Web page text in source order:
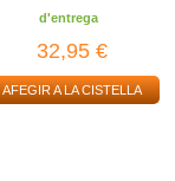
d'entrega
32,95 €
AFEGIR A LA CISTELLA